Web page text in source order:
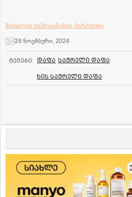
მასალის გამოყენების პირობები
25 ნოემბერი, 2024
ტეგები: დაფა საჭრელი დაფა
ხის საჭრელი დაფა